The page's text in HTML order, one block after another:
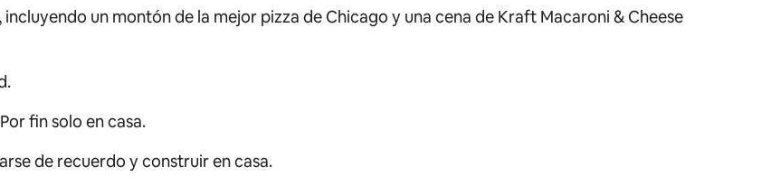
un montón de la mejor pizza de Chicago y una cena de Kraft Macaroni & Cheese
Por fin solo en casa.
de recuerdo y construir en casa.